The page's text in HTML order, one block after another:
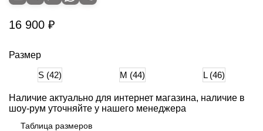
16 900 ₽
Размер
S (42)
M (44) L (46)
Наличие актуально для интернет магазина, наличие в
шоу-рум уточняйте у нашего менеджера
Таблица размеров